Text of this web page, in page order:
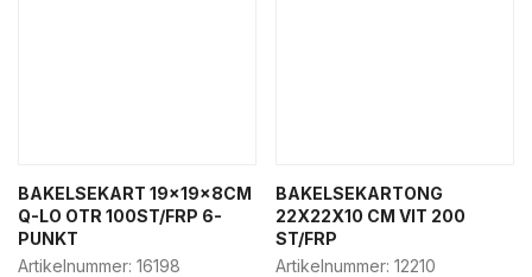
BAKELSEKART 19x19x8CM
Q-LO OTR 100ST/FRP 6-
PUNKT
Artikelnummer: 16198
BAKELSEKARTONG
22X22X10 CM VIT 200
ST/FRP
Artikelnummer: 12210